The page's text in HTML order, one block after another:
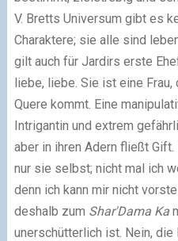
V. Bretts Universum gibt es
Charaktere; sie alle sind
gilt auch für Jardirs erste
liebe, liebe. Sie ist eine
Quere kommt. Eine
Intrigantin und extrem
aber in ihren Adern fließt
nur sie selbst; nicht mal ich
denn ich kann mir nicht
deshalb zum Shar'Dama Ka
unerschütterlich ist. Nein,